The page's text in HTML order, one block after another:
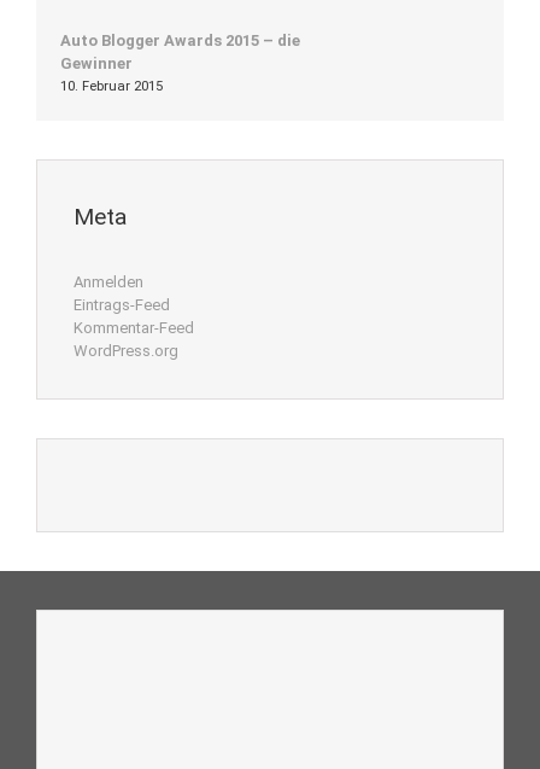
Auto Blogger Awards 2015 – die
Gewinner
10. Februar 2015
Meta
Anmelden
Eintrags-Feed
Kommentar-Feed
WordPress.org